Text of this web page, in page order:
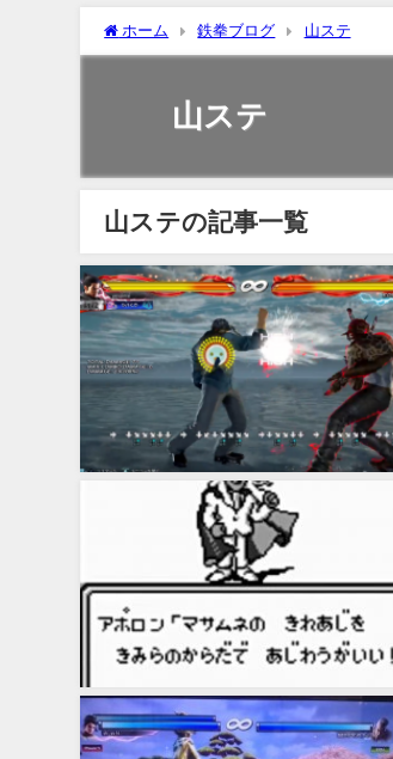
ホーム 鉄拳ブログ 山ステ
山ステ
山ステの記事一覧